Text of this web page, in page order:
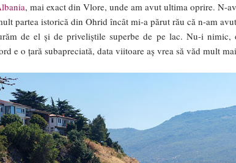
, mai exact din Vlore, unde am avut ultima oprire. N-
partea istorică din Ohrid încât mi-a părut rău că n-am
de el și de priveliștile superbe de pe lac. Nu-i nimic,
e o țară subapreciată, data viitoare aș vrea să văd mult